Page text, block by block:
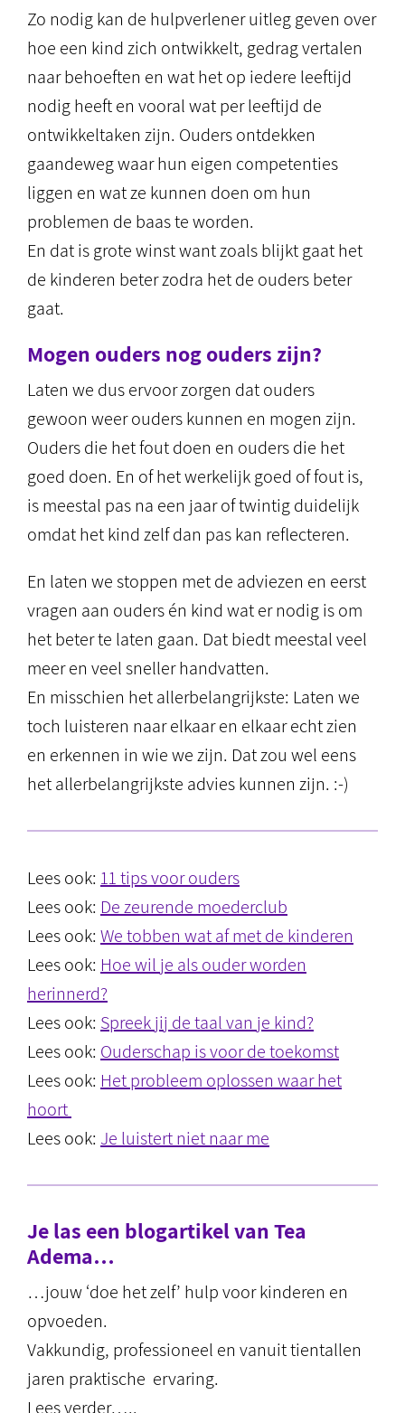
Zo nodig kan de hulpverlener uitleg geven over
hoe een kind zich ontwikkelt, gedrag vertalen
naar behoeften en wat het op iedere leeftijd
nodig heeft en vooral wat per leeftijd de
ontwikkeltaken zijn. Ouders ontdekken
gaandeweg waar hun eigen competenties
liggen en wat ze kunnen doen om hun
problemen de baas te worden.
En dat is grote winst want zoals blijkt gaat het
de kinderen beter zodra het de ouders beter
gaat.
Mogen ouders nog ouders zijn?
Laten we dus ervoor zorgen dat ouders
gewoon weer ouders kunnen en mogen zijn.
Ouders die het fout doen en ouders die het
goed doen. En of het werkelijk goed of fout is,
is meestal pas na een jaar of twintig duidelijk
omdat het kind zelf dan pas kan reflecteren.
En laten we stoppen met de adviezen en eerst
vragen aan ouders én kind wat er nodig is om
het beter te laten gaan. Dat biedt meestal veel
meer en veel sneller handvatten.
En misschien het allerbelangrijkste: Laten we
toch luisteren naar elkaar en elkaar echt zien
en erkennen in wie we zijn. Dat zou wel eens
het allerbelangrijkste advies kunnen zijn. :-)
Lees ook: 11 tips voor ouders
Lees ook: De zeurende moederclub
Lees ook: We tobben wat af met de kinderen
Lees ook: Hoe wil je als ouder worden
herinnerd?
Lees ook: Spreek jij de taal van je kind?
Lees ook: Ouderschap is voor de toekomst
Lees ook: Het probleem oplossen waar het
hoort
Lees ook: Je luistert niet naar me
Je las een blogartikel van Tea
Adema…
…jouw ‘doe het zelf’ hulp voor kinderen en
opvoeden.
Vakkundig, professioneel en vanuit tientallen
jaren praktische ervaring.
Lees verder…..